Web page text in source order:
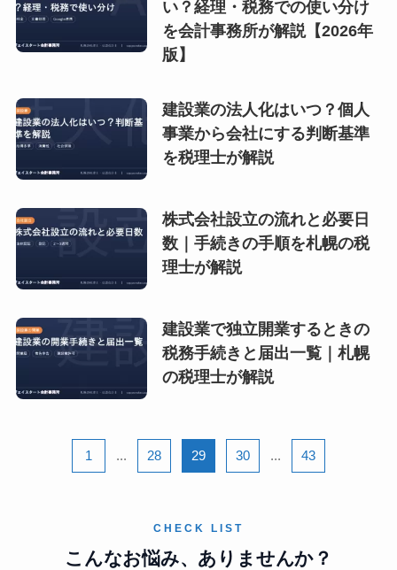
い？経理・税務での使い分け
を会計事務所が解説【2026年
版】
建設業の法人化はいつ？個人
事業から会社にする判断基準
を税理士が解説
株式会社設立の流れと必要日
数｜手続きの手順を札幌の税
理士が解説
建設業で独立開業するときの
税務手続きと届出一覧｜札幌
の税理士が解説
1 ... 28 29 30 ... 43
CHECK LIST
こんなお悩み、ありませんか？